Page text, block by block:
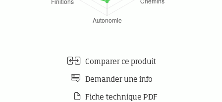
Comparer ce produit
Demander une info
Fiche technique PDF